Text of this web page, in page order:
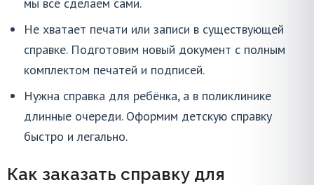
Не хватает печати или записи в существующей
справке. Подготовим новый документ с полным
комплектом печатей и подписей.
Нужна справка для ребёнка, а в поликлинике
длинные очереди. Оформим детскую справку
быстро и легально.
Как заказать справку для